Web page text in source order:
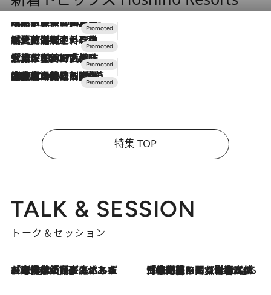
2026.7.31
【ホテル帰省】という選択肢をOMOが提案。家族とほどよい距離を保つには「昼は実家、夜は気兼ねなくホテルで！」
2026.7.24
【夏限定ディナーコース】旬を迎える稚鮎や花ズッキーニなどをイタリア・トスカーナの郷土料理の手法で満喫！
2026.7.17
「土佐和ハーブかき氷」がOMO7高知に登場！生姜、山椒、大葉など目にも舌にも涼を呼ぶ郷土の味
2026.7.10
NEW OPEN！【界 草津】名湯の地に誕生。趣の異なる2種の温泉と上州ならではの会席・蕎麦割烹など美食を味わう究極の癒やし旅
特集 TOP
TALK & SESSION
トーク＆セッション
2026.8.3
「今後値上げがあるとすれば…」「リスクがあるのは今年の冬」エネルギー専門家が語る、ホルムズ海峡封鎖が家庭にもたらす“ある心配” 2026.8.3
「住宅建てられない…」「サーチャージ料の高値が続いている」ホルムズ海峡封鎖による影響はいつまで続く？《エネルギー専門家に聞く“どうなる日本の暮らし”》